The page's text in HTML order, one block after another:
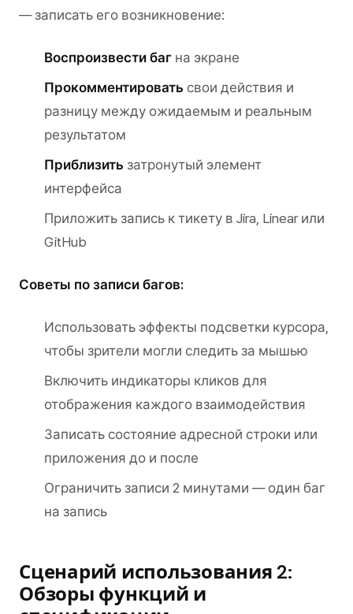
— записать его возникновение:
Воспроизвести баг на экране
Прокомментировать свои действия и
разницу между ожидаемым и реальным
результатом
Приблизить затронутый элемент
интерфейса
Приложить запись к тикету в Jira, Linear или
GitHub
Советы по записи багов:
Использовать эффекты подсветки курсора,
чтобы зрители могли следить за мышью
Включить индикаторы кликов для
отображения каждого взаимодействия
Записать состояние адресной строки или
приложения до и после
Ограничить записи 2 минутами — один баг
на запись
Сценарий использования 2:
Обзоры функций и